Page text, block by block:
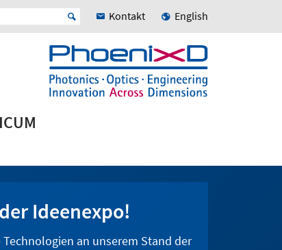
Kontakt English
Ideenexpo!
an unserem Stand der